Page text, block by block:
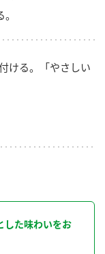
ける。「やさしい
した味わいをお